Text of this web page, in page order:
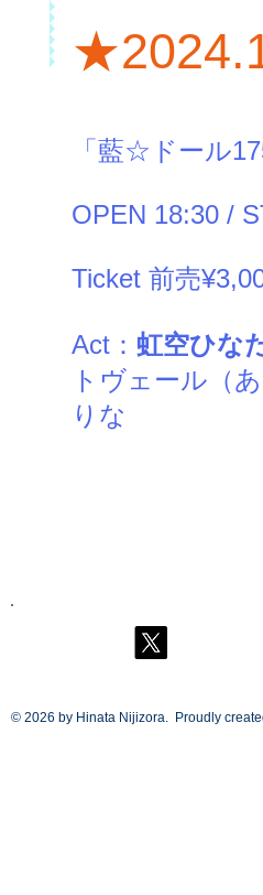
★
「藍☆ドール
OPEN 18:30 /
Ticket 前売
Act： 虹空ひな
トヴェール（
りな
© 2026 by Hinata Nijizora. Proudly